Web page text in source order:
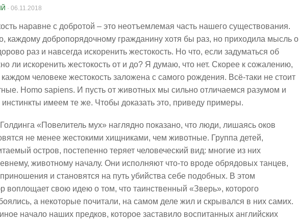
· 06.11.2018
наравне с добротой – это неотъемлемая часть нашего существования.
каждому добропорядочному гражданину хотя бы раз, но приходила мысль о
раз и навсегда искоренить жестокость. Но что, если задуматься об
ли искоренить жестокость от и до? Я думаю, что нет. Скорее к сожалению,
человеке жестокость заложена с самого рождения. Всё-таки не стоит
Homo sapiens. И пусть от животных мы сильно отличаемся разумом и
имеем те же. Чтобы доказать это, приведу примеры.
«Повелитель мух» наглядно показано, что люди, лишаясь оков
не менее жестокими хищниками, чем животные. Группа детей,
остров, постепенно теряет человеческий вид: многие из них
животному началу. Они исполняют что-то вроде обрядовых танцев,
и становятся на путь убийства себе подобных. В этом
воплощает свою идею о том, что таинственный «Зверь», которого
а некоторые почитали, на самом деле жил и скрывался в них самих.
начало наших предков, которое заставило воспитанных английских